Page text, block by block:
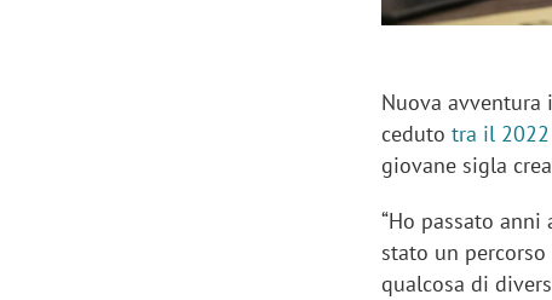
Nuova
cedutotra il
giovane sigla
“Ho passato anni
stato un
qualcosa di